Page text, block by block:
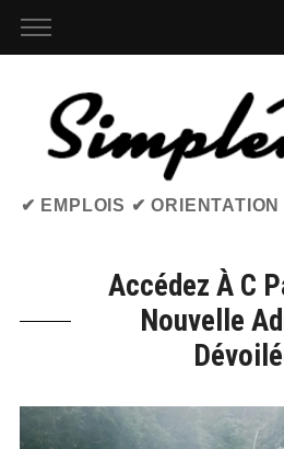
✔ EMPLOIS ✔
Accédez À C
Nouvelle